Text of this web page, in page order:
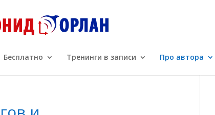
Бесплатно Тренинги в записи Про автора